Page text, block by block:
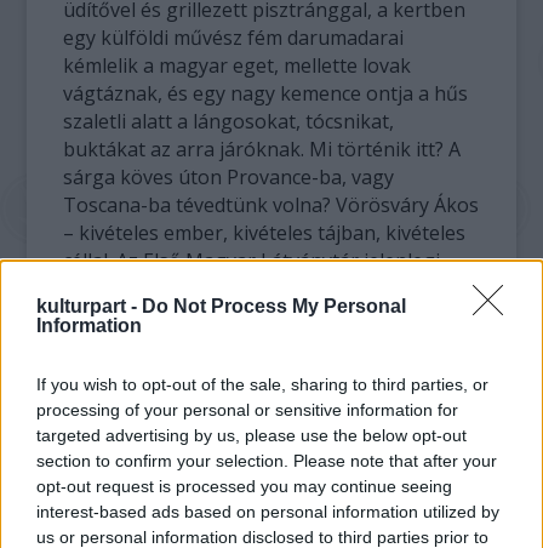
kulturpart - Do Not Process My Personal
Information
If you wish to opt-out of the sale, sharing to third parties, or
processing of your personal or sensitive information for
targeted advertising by us, please use the below opt-out
section to confirm your selection. Please note that after your
opt-out request is processed you may continue seeing
interest-based ads based on personal information utilized by
us or personal information disclosed to third parties prior to
üdítővel és grillezett pisztránggal, a kertben
egy külföldi művész fém darumadarai
kémlelik a magyar eget, mellette lovak
vágtáznak, és egy nagy kemence ontja a hűs
szaletli alatt a lángosokat, tócsnikat,
buktákat az arra járóknak. Mi történik itt? A
sárga köves úton Provance-ba, vagy
Toscana-ba tévedtünk volna? Vörösváry Ákos
– kivételes ember, kivételes tájban, kivételes
céllal. Az Első Magyar Látványtár jelenlegi
A videó megtekintéséhezAdobe Flash Player
szükséges!
Mozgópart